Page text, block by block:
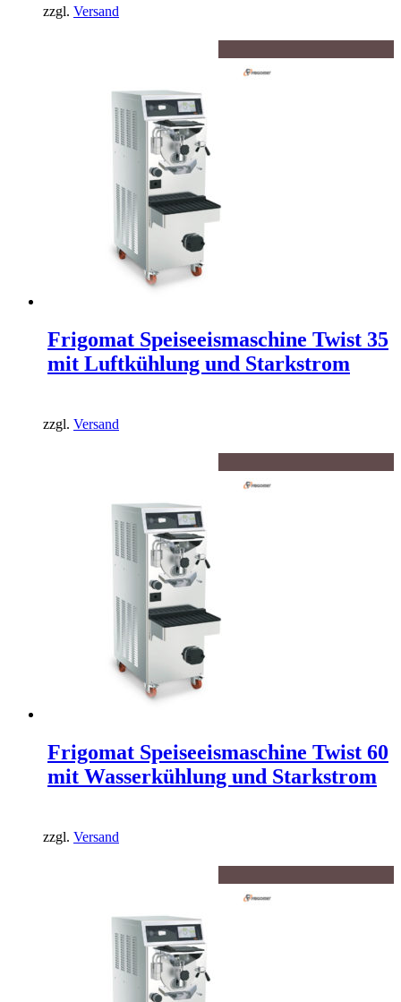
zzgl. Versand
Frigomat Speiseeismaschine Twist 35
mit Luftkühlung und Starkstrom
zzgl. Versand
Frigomat Speiseeismaschine Twist 60
mit Wasserkühlung und Starkstrom
zzgl. Versand